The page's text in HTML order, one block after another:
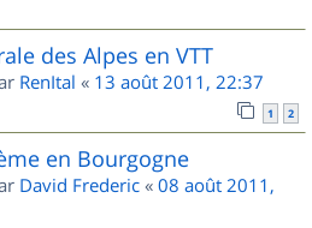
des Alpes en VTT
RenItal « 13 août 2011, 22:37
1 2
en Bourgogne
David Frederic « 08 août 2011,